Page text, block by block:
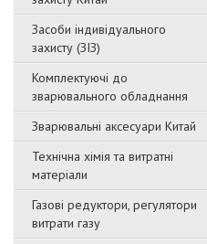
Засоби індивідуального
захисту (ЗІЗ)
Комплектуючі до
зварювального обладнання
Зварювальні аксесуари Китай
Технічна хімія та витратні
матеріали
Газові редуктори, регулятори
витрати газу